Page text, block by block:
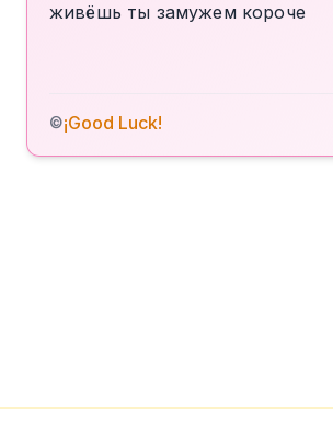
живёшь ты замужем короче
©¡Good Luck!